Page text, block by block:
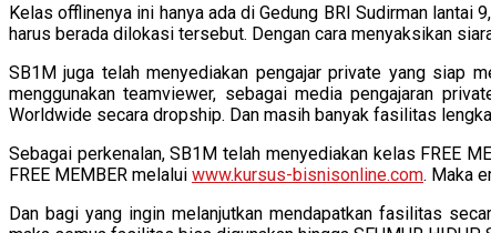
Kelas offlinenya ini hanya ada di Gedung BRI Sudirman
harus berada dilokasi tersebut. Dengan cara menyaksikan
SB1M juga telah menyediakan pengajar private yang siap
menggunakan teamviewer, sebagai media pengajaran
Worldwide secara dropship. Dan masih banyak fasilitas
Sebagai perkenalan, SB1M telah menyediakan kelas FREE
FREE MEMBER melalui www.kursus-bisnisonline.com. Maka
Dan bagi yang ingin melanjutkan mendapatkan fasilitas